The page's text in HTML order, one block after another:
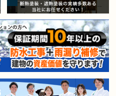
賃貸マンション・アパートオー